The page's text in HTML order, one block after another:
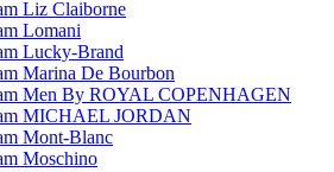
Liz Claiborne
Lomani
Lucky-Brand
Marina De Bourbon
Men By ROYAL COPENHAGEN
MICHAEL JORDAN
Mont-Blanc
Moschino